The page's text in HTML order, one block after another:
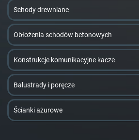
Schody drewniane
Obłożenia schodów betonowych
Konstrukcje komunikacyjne kacze
Balustrady i poręcze
Ścianki ażurowe